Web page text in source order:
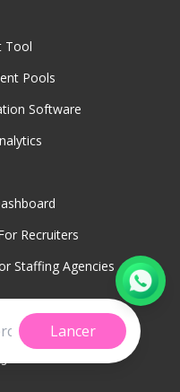
Lancer
Tool
Pools
Software
Recruiters
Staffing Agencies